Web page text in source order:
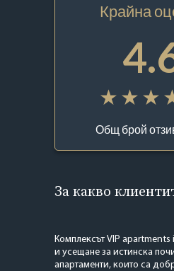
Крайна
Общ брой
За какво
Комплексът VIP
и усещане за истинска
апартаменти, които са